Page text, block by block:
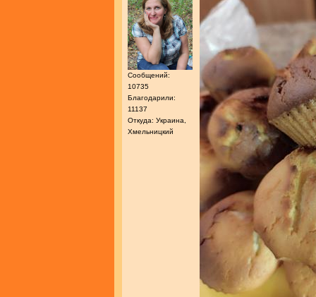
Сообщений:
10735
Благодарили:
11137
Откуда: Украина,
Хмельницкий